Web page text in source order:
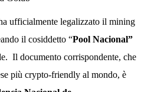
ufficialmente legalizzato il mining
il cosiddetto “Pool Nacional”
Il documento corrispondente, che
più crypto-friendly al mondo, è